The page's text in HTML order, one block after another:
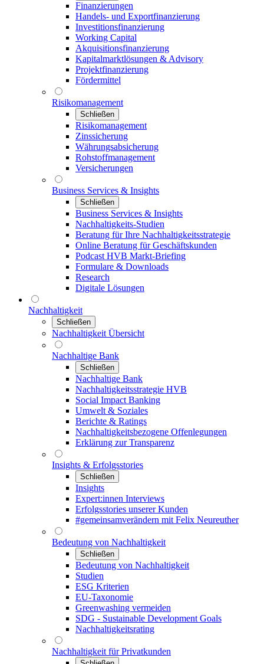
Finanzierungen
Handels- und Exportfinanzierung
Investitionsfinanzierung
Working Capital
Akquisitionsfinanzierung
Kapitalmarktlösungen & Advisory
Projektfinanzierung
Fördermittel
Risikomanagement
Schließen
Risikomanagement
Zinssicherung
Währungsabsicherung
Rohstoffmanagement
Versicherungen
Business Services & Insights
Schließen
Business Services & Insights
Nachhaltigkeits-Studien
Beratung für Ihre Nachhaltigkeitsstrategie
Online Beratung für Geschäftskunden
Podcast HVB Markt-Briefing
Formulare & Downloads
Research
Digitale Lösungen
Nachhaltigkeit
Schließen
Nachhaltigkeit Übersicht
Nachhaltige Bank
Schließen
Nachhaltige Bank
Nachhaltigkeitsstrategie HVB
Social Impact Banking
Umwelt & Soziales
Berichte & Ratings
Nachhaltigkeitsbezogene Offenlegungen
Erklärung zur Transparenz
Insights & Erfolgsstories
Schließen
Insights
Expert:innen Interviews
Erfolgsstories unserer Kunden
#gemeinsamverändern mit Felix Neureuther
Bedeutung von Nachhaltigkeit
Schließen
Bedeutung von Nachhaltigkeit
Studien
ESG Kriterien
EU-Taxonomie
Greenwashing vermeiden
SDG - Sustainable Development Goals
Nachhaltigkeitsrating
Nachhaltigkeit für Privatkunden